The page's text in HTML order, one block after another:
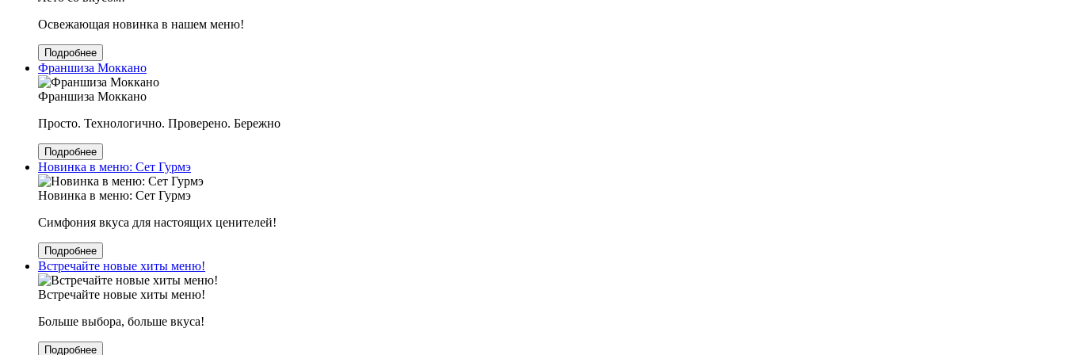
Освежающая новинка в нашем меню!
Подробнее
Франшиза Моккано
Франшиза Моккано
Просто. Технологично. Проверено. Бережно
Подробнее
Новинка в меню: Сет Гурмэ
Новинка в меню: Сет Гурмэ
Симфония вкуса для настоящих ценителей!
Подробнее
Встречайте новые хиты меню!
Встречайте новые хиты меню!
Больше выбора, больше вкуса!
Подробнее